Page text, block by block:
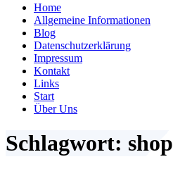
Home
Allgemeine Informationen
Blog
Datenschutzerklärung
Impressum
Kontakt
Links
Start
Über Uns
Schlagwort: shop